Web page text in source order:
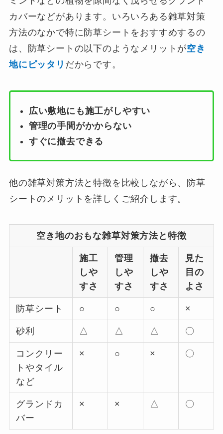
カバーなどがあります。いろいろある雑草対策
方法のなかで特に防草シートをおすすめするの
は、防草シートの以下のようなメリットが空き
地にピッタリ だからです。
広い敷地にも施工がしやすい
管理の手間がかからない
すぐに撤去できる
他の雑草対策方法と特徴を比較しながら、防草
シートのメリットを詳しくご紹介します。
空き地のおもな雑草対策方法と特徴
施工
しや
すさ
管理
しや
すさ
撤去
しや
すさ
見た
目の
よさ
防草シート ○ ○ ○ ×
砂利 △ △ △ 〇
コンクリー
トやタイル
など
× ○ × 〇
グランドカ
バー
× × △ 〇